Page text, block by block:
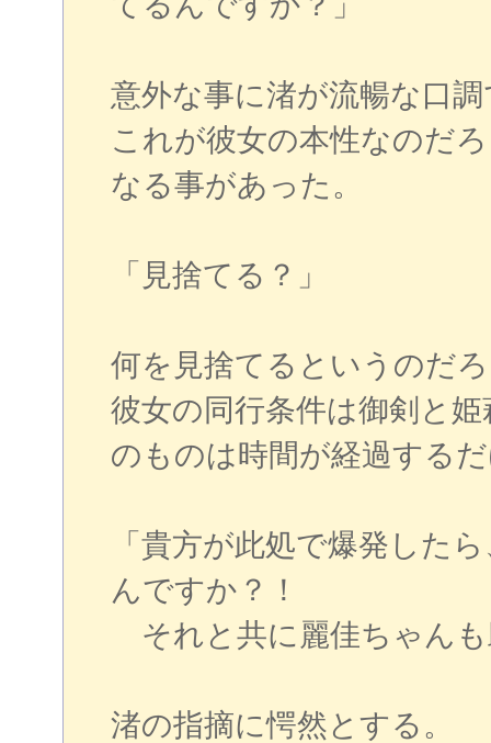
意外な事に渚が流暢な口
これが彼女の本性なのだ
なる事があった。
「見捨てる？」
何を見捨てるというのだ
彼女の同行条件は御剣と
のものは時間が経過する
「貴方が此処で爆発した
んですか？！
それと共に麗佳ちゃん
渚の指摘に愕然とする。